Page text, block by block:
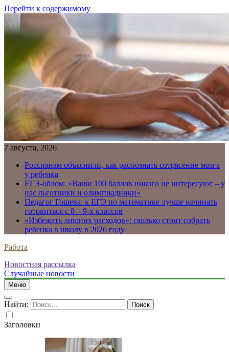
Перейти к содержимому
7 августа, 2026
Россиянам объяснили, как распознать сотрясение мозга
у ребенка
ЕГЭ-облом: «Ваши 100 баллов никого не интересуют – у
нас льготники и олимпиадники»
Педагог Гошева: к ЕГЭ по математике лучше начинать
готовиться с 8—9-х классов
«Избежать лишних расходов»: сколько стоит собрать
ребенка в школу в 2026 году
Работа
Новостная рассылка
Случайные новости
Меню
Найти:
Заголовки